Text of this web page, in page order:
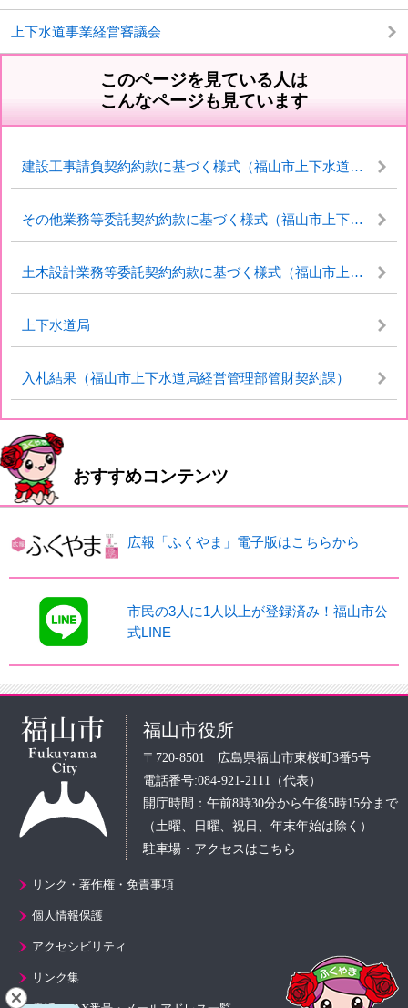
上下水道事業経営審議会
このページを見ている人は
こんなページも見ています
建設工事請負契約約款に基づく様式（福山市上下水道局）
その他業務等委託契約約款に基づく様式（福山市上下水道局）
土木設計業務等委託契約約款に基づく様式（福山市上下水道局）
上下水道局
入札結果（福山市上下水道局経営管理部管財契約課）
おすすめコンテンツ
広報「ふくやま」電子版はこちらから
市民の3人に1人以上が登録済み！福山市公
式LINE
福山市役所
〒720-8501 広島県福山市東桜町3番5号
電話番号:084-921-2111（代表）
開庁時間：午前8時30分から午後5時15分まで
（土曜、日曜、祝日、年末年始は除く）
駐車場・アクセスはこちら
リンク・著作権・免責事項
個人情報保護
アクセシビリティ
リンク集